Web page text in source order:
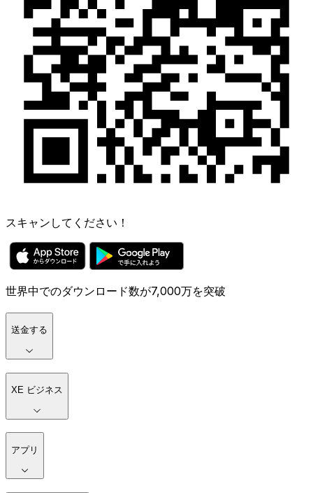
スキャンしてください！
世界中でのダウンロード数が7,000万を突破
送金する
XE ビジネス
アプリ